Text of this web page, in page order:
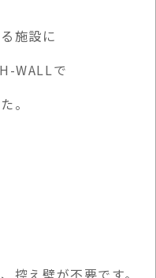
施設に
WALLで
。
控え壁が不要です。